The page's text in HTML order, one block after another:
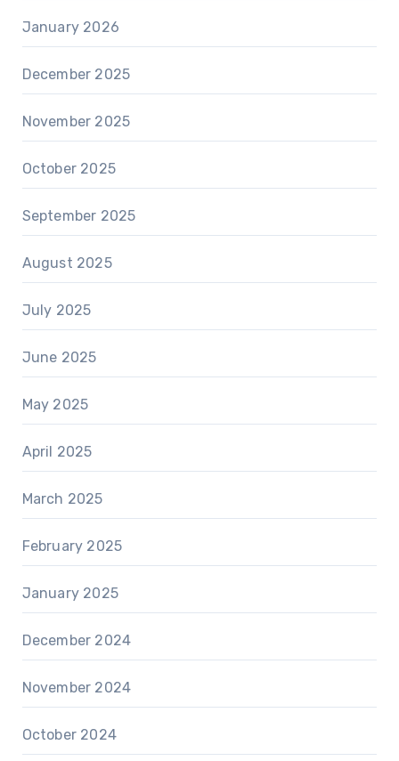
January 2026
December 2025
November 2025
October 2025
September 2025
August 2025
July 2025
June 2025
May 2025
April 2025
March 2025
February 2025
January 2025
December 2024
November 2024
October 2024